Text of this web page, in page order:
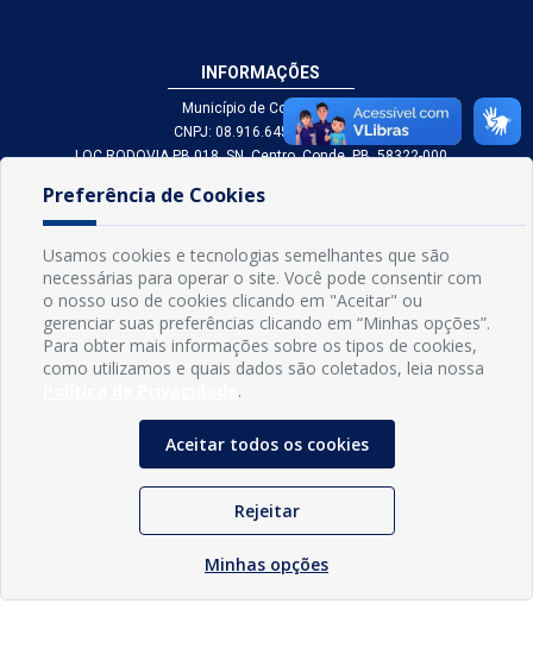
INFORMAÇÕES
Município de Conde - PB
CNPJ: 08.916.645/0001-80
LOC RODOVIA PB 018, SN, Centro, Conde, PB, 58322-000
gabinetedaprefeita@conde.pb.gov.br
Exp: Segunda a sexta, das 8h às 14h.
© Prefeitura Municipal do Conde | Desenvolvido porSogo Tecnologia
Preferência de Cookies
Usamos cookies e tecnologias semelhantes que são
necessárias para operar o site. Você pode consentir com
o nosso uso de cookies clicando em "Aceitar" ou
gerenciar suas preferências clicando em “Minhas opções”.
Para obter mais informações sobre os tipos de cookies,
como utilizamos e quais dados são coletados, leia nossa
.
Aceitar todos os cookies
Rejeitar
Minhas opções